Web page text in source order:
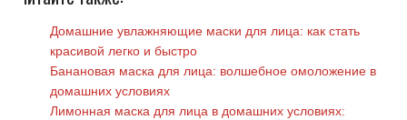
Домашние увлажняющие маски для лица: как стать
красивой легко и быстро
Банановая маска для лица: волшебное омоложение в
домашних условиях
Лимонная маска для лица в домашних условиях: